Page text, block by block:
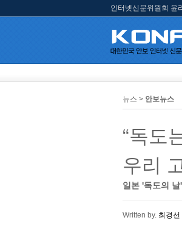
인터넷신문위원회 윤
뉴스 > 안보뉴스
“독도
우리
일본 '독도의
Written by. 최경선